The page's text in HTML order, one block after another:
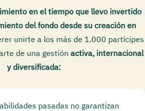
en el tiempo que llevo invertido
del fondo desde su creación en
unirte a los más de 1.000 partícipes
de una gestión activa, internacional
y diversificada:
pasadas no garantizan